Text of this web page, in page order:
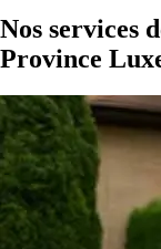
Nos services
Province